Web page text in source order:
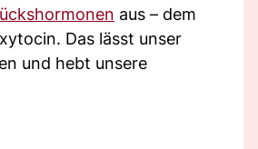
aus – dem
Das lässt unser
und hebt unsere